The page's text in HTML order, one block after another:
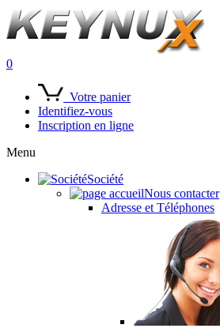
0
Votre panier
Identifiez-vous
Inscription en ligne
Menu
Société
Nous contacter
Adresse et Téléphones